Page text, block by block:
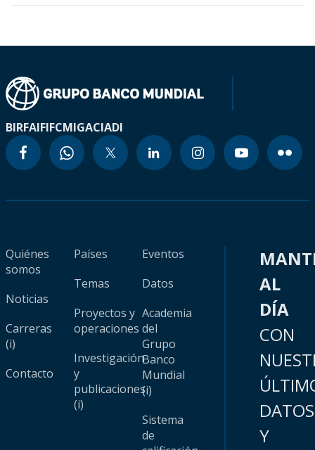
BIRFAIFIFCMIGACIADI
Quiénes
somos
Noticias
Carreras
(i)
Contacto
Países
Temas
Proyectos y
operaciones
Investigación
y
publicaciones
(i)
Eventos
Datos
Academia
del
Grupo
Banco
Mundial
(i)
Sistema
de
AL
DÍA
CON
DATOS
Y